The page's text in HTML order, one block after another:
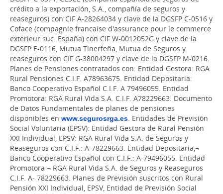
crédito a la exportación, S.A., compañía de seguros y
reaseguros) con CIF A-28264034 y clave de la DGSFP C-0516 y
Coface (compagnie francaise d'assurance pour le commerce
exterieur suc. España) con CIF W-0012052G y clave de la
DGSFP E-0116, Mutua Tinerfeña, Mutua de Seguros y
reaseguros con CIF G-38004297 y clave de la DGSFP M-0216.
Planes de Pensiones contratados con: Entidad Gestora: RGA
Rural Pensiones C.I.F. A78963675. Entidad Depositaria:
Banco Cooperativo Español C.I.F. A 79496055. Entidad
Promotora: RGA Rural Vida S.A. C.I.F. A78229663. Documento
de Datos Fundamentales de planes de pensiones
disponibles en www.segurosrga.es . Entidades de Previsión
Social Voluntaria (EPSV): Entidad Gestora de Rural Pensión
XXI Individual, EPSV: RGA Rural Vida S.A. de Seguros y
Reaseguros con C.I.F.: A-78229663. Entidad Depositaria,¬
Banco Cooperativo Español con C.I.F.: A-79496055. Entidad
Promotora ¬ RGA Rural Vida S.A. de Seguros y Reaseguros
C.I.F. A- 78229663. Planes de Previsión suscritos con Rural
Pensión XXI Individual, EPSV, Entidad de Previsión Social